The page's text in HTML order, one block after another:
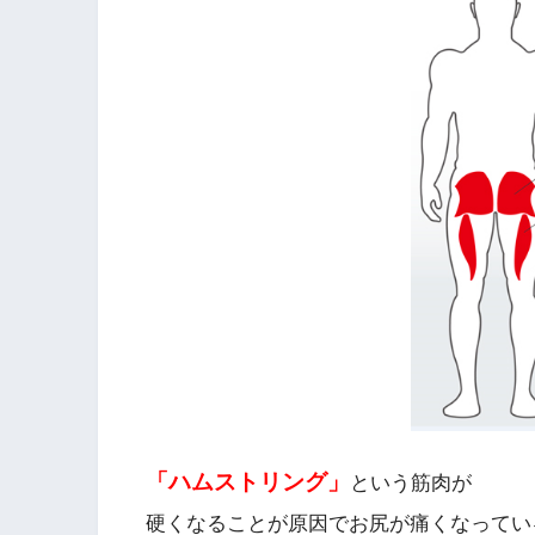
「ハムストリング」
という筋肉が
硬くなることが原因でお尻が痛くなって